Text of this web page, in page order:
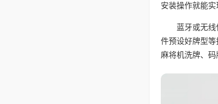
安装操作就能实
蓝牙或无
件预设好牌型
麻将机洗牌、码